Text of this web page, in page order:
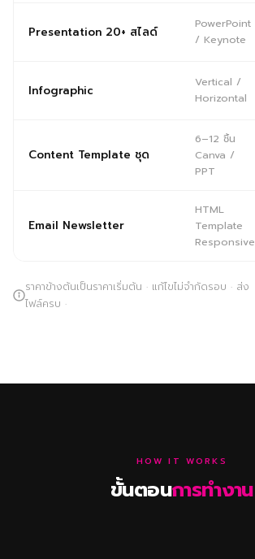
Presentation 20+ สไลด์
PowerPoint
/ Keynote
Infographic
Vertical /
Horizontal
Content Template ชุด
6–12 ชิ้น
Canva /
PPT
Email Newsletter
HTML
Template
Responsive
ราคาข้างต้นเป็นราคาเริ่มต้น · แก้ไขไม่จำกัดรอบ · ส่ง
ไฟล์ครบ ·
HOW IT WORKS
ขั้นตอนการทำงาน